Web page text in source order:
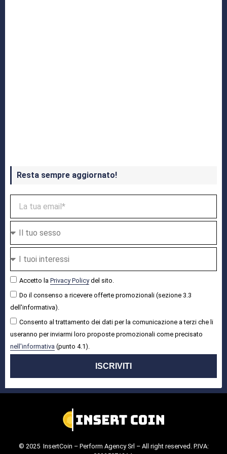
Resta sempre aggiornato!
Accetto la Privacy Policydel sito.
Do il consenso a ricevere offerte promozionali (sezione 3.3
dell'informativa).
Consento al trattamento dei dati per la comunicazione a terzi che li
useranno per inviarmi loro proposte promozionali come precisato
nell'informativa (punto 4.1).
ISCRIVITI
© 2025 InsertCoin – Perform Agency Srl – All right reserved. P.IVA: